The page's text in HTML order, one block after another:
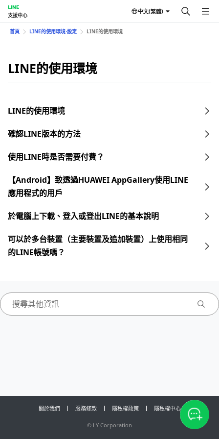
LINE
支援中心
中文(繁體)
首頁 LINE的使用環境⋅設定 LINE的使用環境
LINE的使用環境
LINE的使用環境
確認LINE版本的方法
使用LINE時是否需要付費？
【Android】致透過HUAWEI AppGallery使用LINE
應用程式的用戶
於電腦上下載、登入或登出LINE的基本說明
可以於多台裝置（主要裝置及追加裝置）上使用相同
的LINE帳號嗎？
關於我們 服務條款 隱私權政策 隱私權中心
© LY Corporation